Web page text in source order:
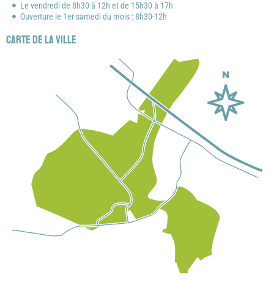
Le vendredi de 8h30 à 12h et de 15h30 à 17h
Ouverture le 1er samedi du mois : 8h30-12h
Carte de la ville